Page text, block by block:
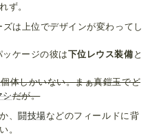
ず。
は上位でデザインが変わってし
ケージの彼は下位レウス装備 と
体しかいない。まぁ真鎧玉でど
シだが。
、 闘技場などのフィールドに背
。